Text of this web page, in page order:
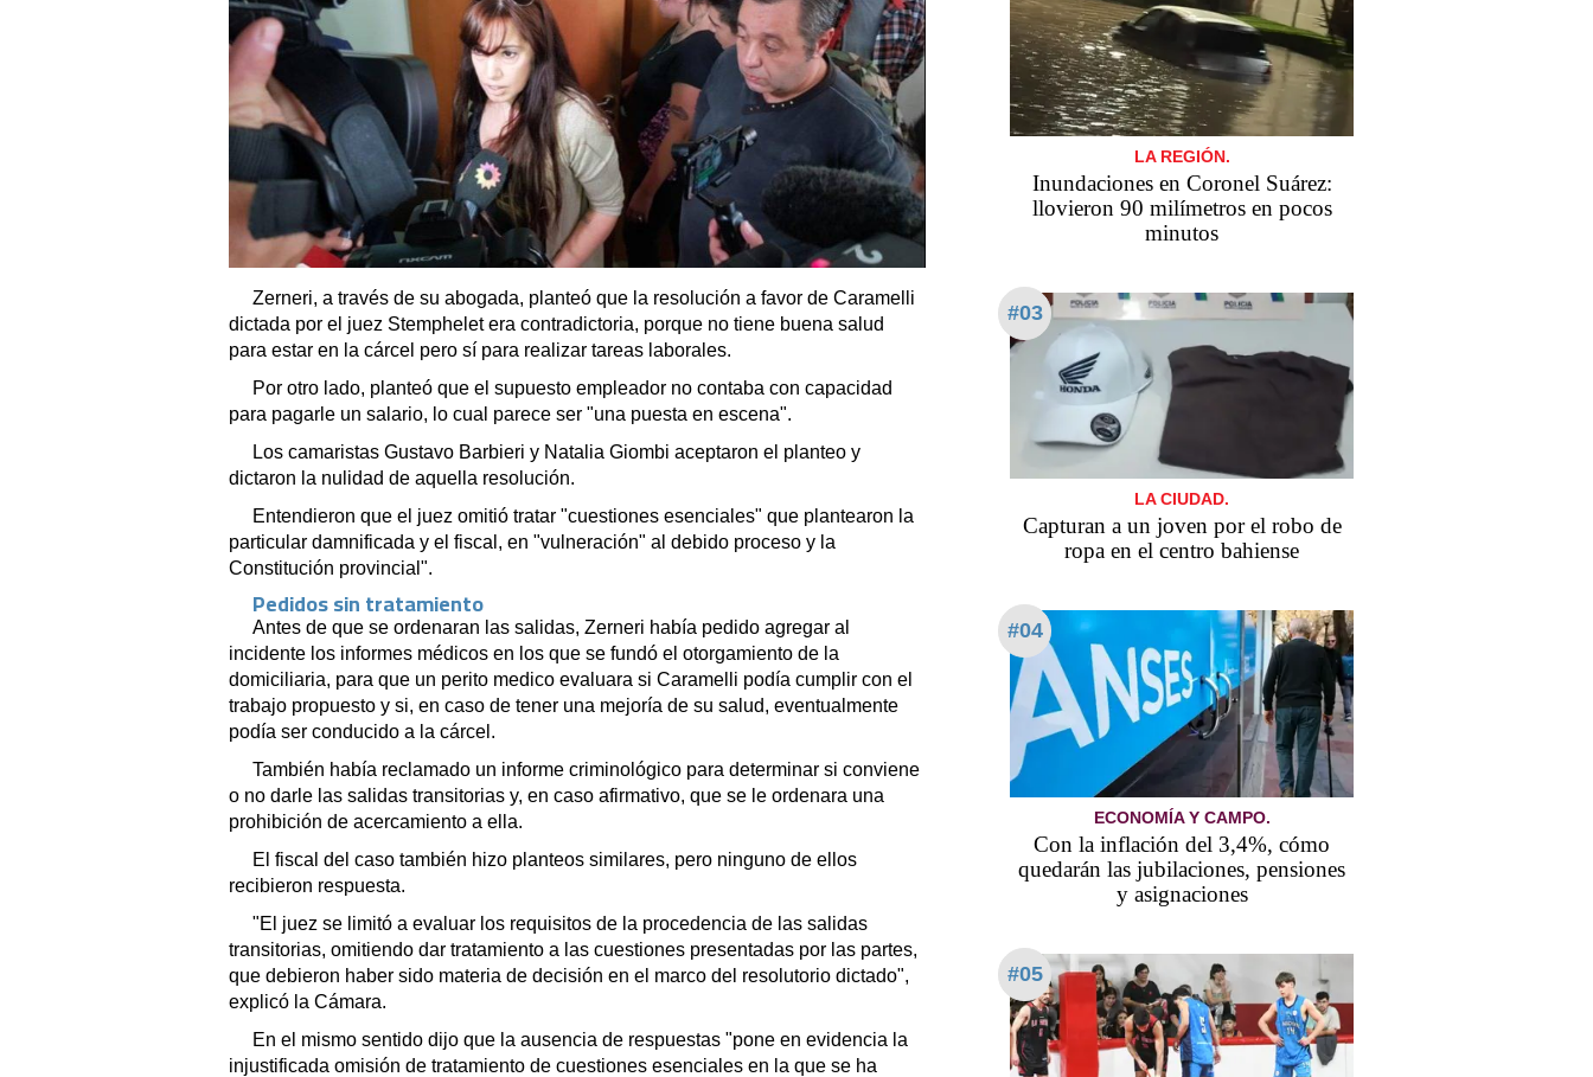
Zerneri, a través de su abogada, planteó que la resolución a favor de Caramelli
dictada por el juez Stemphelet era contradictoria, porque no tiene buena salud
para estar en la cárcel pero sí para realizar tareas laborales.
Por otro lado, planteó que el supuesto empleador no contaba con capacidad
para pagarle un salario, lo cual parece ser "una puesta en escena".
Los camaristas Gustavo Barbieri y Natalia Giombi aceptaron el planteo y
dictaron la nulidad de aquella resolución.
Entendieron que el juez omitió tratar "cuestiones esenciales" que plantearon la
particular damnificada y el fiscal, en "vulneración" al debido proceso y la
Constitución provincial".
Pedidos sin tratamiento
Antes de que se ordenaran las salidas, Zerneri había pedido agregar al
incidente los informes médicos en los que se fundó el otorgamiento de la
domiciliaria, para que un perito medico evaluara si Caramelli podía cumplir con el
trabajo propuesto y si, en caso de tener una mejoría de su salud, eventualmente
podía ser conducido a la cárcel.
También había reclamado un informe criminológico para determinar si conviene
o no darle las salidas transitorias y, en caso afirmativo, que se le ordenara una
prohibición de acercamiento a ella.
El fiscal del caso también hizo planteos similares, pero ninguno de ellos
recibieron respuesta.
"El juez se limitó a evaluar los requisitos de la procedencia de las salidas
transitorias, omitiendo dar tratamiento a las cuestiones presentadas por las partes,
que debieron haber sido materia de decisión en el marco del resolutorio dictado",
explicó la Cámara.
En el mismo sentido dijo que la ausencia de respuestas "pone en evidencia la
injustificada omisión de tratamiento de cuestiones esenciales en la que se ha
LA REGIÓN.
Inundaciones en Coronel Suárez:
llovieron 90 milímetros en pocos
minutos
#03
LA CIUDAD.
Capturan a un joven por el robo de
ropa en el centro bahiense
#04
ECONOMÍA Y CAMPO.
Con la inflación del 3,4%, cómo
quedarán las jubilaciones, pensiones
y asignaciones
#05